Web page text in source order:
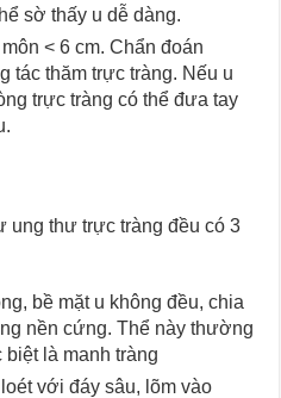
sờ thấy u dễ dàng.
< 6 cm. Chẩn đoán
tác thăm trực tràng. Nếu u
trực tràng có thể đưa tay
ung thư trực tràng đều có 3
bề mặt u không đều, chia
nền cứng. Thể này thường
là manh tràng
với đáy sâu, lõm vào